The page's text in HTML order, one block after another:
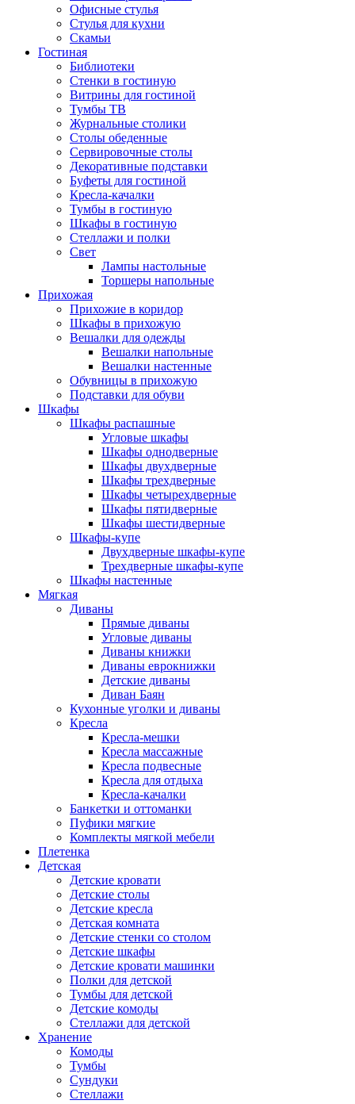
Офисные стулья
Стулья для кухни
Скамьи
Гостиная
Библиотеки
Стенки в гостиную
Витрины для гостиной
Тумбы ТВ
Журнальные столики
Столы обеденные
Сервировочные столы
Декоративные подставки
Буфеты для гостиной
Кресла-качалки
Тумбы в гостиную
Шкафы в гостиную
Стеллажи и полки
Свет
Лампы настольные
Торшеры напольные
Прихожая
Прихожие в коридор
Шкафы в прихожую
Вешалки для одежды
Вешалки напольные
Вешалки настенные
Обувницы в прихожую
Подставки для обуви
Шкафы
Шкафы распашные
Угловые шкафы
Шкафы однодверные
Шкафы двухдверные
Шкафы трехдверные
Шкафы четырехдверные
Шкафы пятидверные
Шкафы шестидверные
Шкафы-купе
Двухдверные шкафы-купе
Трехдверные шкафы-купе
Шкафы настенные
Мягкая
Диваны
Прямые диваны
Угловые диваны
Диваны книжки
Диваны еврокнижки
Детские диваны
Диван Баян
Кухонные уголки и диваны
Кресла
Кресла-мешки
Кресла массажные
Кресла подвесные
Кресла для отдыха
Кресла-качалки
Банкетки и оттоманки
Пуфики мягкие
Комплекты мягкой мебели
Плетенка
Детская
Детские кровати
Детские столы
Детские кресла
Детская комната
Детские стенки со столом
Детские шкафы
Детские кровати машинки
Полки для детской
Тумбы для детской
Детские комоды
Стеллажи для детской
Хранение
Комоды
Тумбы
Сундуки
Стеллажи